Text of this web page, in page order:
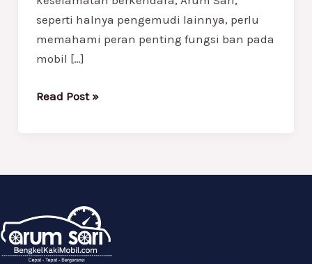
seperti halnya pengemudi lainnya, perlu
memahami peran penting fungsi ban pada
mobil […]
Read Post »